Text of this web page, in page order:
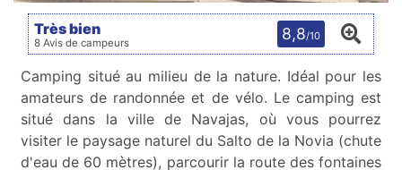
Très bien
8 Avis de campeurs 8,8/10
Camping situé au milieu de la nature. Idéal pour les
amateurs de randonnée et de vélo. Le camping est
situé dans la ville de Navajas, où vous pourrez
visiter le paysage naturel du Salto de la Novia (chute
d'eau de 60 mètres), parcourir la route des fontaines